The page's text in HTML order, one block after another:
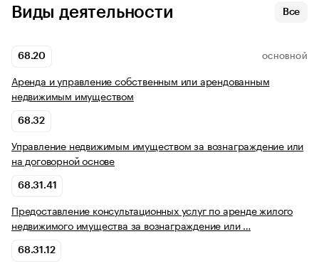
Виды деятельности Все
68.20 ОСНОВНОЙ
Аренда и управление собственным или арендованным
недвижимым имуществом
68.32
Управление недвижимым имуществом за вознаграждение или
на договорной основе
68.31.41
Предоставление консультационных услуг по аренде жилого
недвижимого имущества за вознаграждение или …
68.31.12